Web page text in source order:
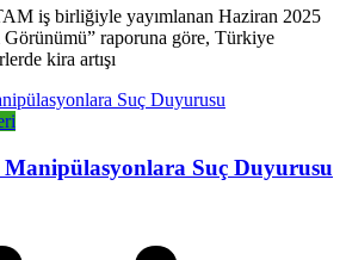
iş birliğiyle yayımlanan Haziran 2025
Görünümü” raporuna göre, Türkiye
kira artışı
Manipülasyonlara Suç Duyurusu